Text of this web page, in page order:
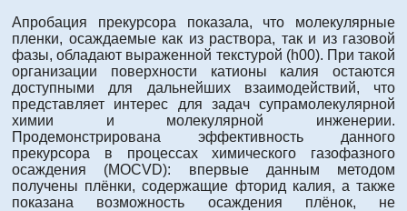
Апробация прекурсора показала, что молекулярные
пленки, осаждаемые как из раствора, так и из газовой
фазы, обладают выраженной текстурой (h00). При такой
организации поверхности катионы калия остаются
доступными для дальнейших взаимодействий, что
представляет интерес для задач супрамолекулярной
химии и молекулярной инженерии.
Продемонстрирована эффективность данного
прекурсора в процессах химического газофазного
осаждения (MOCVD): впервые данным методом
получены плёнки, содержащие фторид калия, а также
показана возможность осаждения плёнок, не